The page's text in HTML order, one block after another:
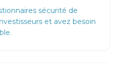
sécurité de
et avez besoin